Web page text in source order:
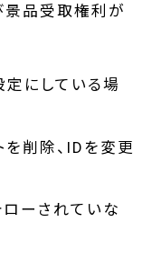
景品受取権利が
にしている場
削除、IDを変更
ローされていな